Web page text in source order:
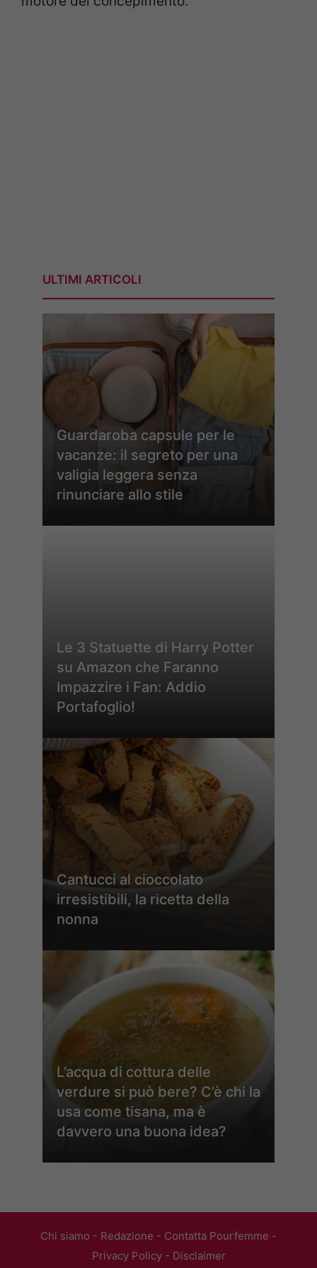
ULTIMI ARTICOLI
Guardaroba capsule per le
vacanze: il segreto per una
valigia leggera senza
rinunciare allo stile
Le 3 Statuette di Harry Potter
su Amazon che Faranno
Impazzire i Fan: Addio
Portafoglio!
Cantucci al cioccolato
irresistibili, la ricetta della
nonna
L’acqua di cottura delle
verdure si può bere? C’è chi la
usa come tisana, ma è
davvero una buona idea?
Chi siamo - Redazione - Contatta Pourfemme -
Privacy Policy- Disclaimer